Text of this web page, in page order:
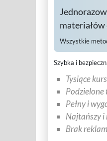
Wszystkie
Szybka i
Tysiące
Podzielone
Pełny i
Najtańszy i
Brak